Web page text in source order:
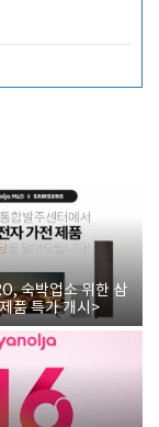
숙박업소 위한 삼
품 특가 개시>